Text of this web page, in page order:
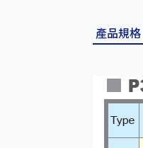
產品規格